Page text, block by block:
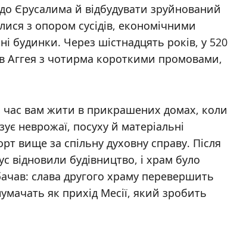
Єрусалима й відбудувати зруйнований
з опором сусідів, економічними
будинки. Через шістнадцять років, у 520
Аггея з чотирма короткими промовами,
вам жити в прикрашених домах, коли
неврожаї, посуху й матеріальні
вище за спільну духовну справу. Після
відновили будівництво, і храм було
слава другого храму перевершить
як прихід Месії, який зробить